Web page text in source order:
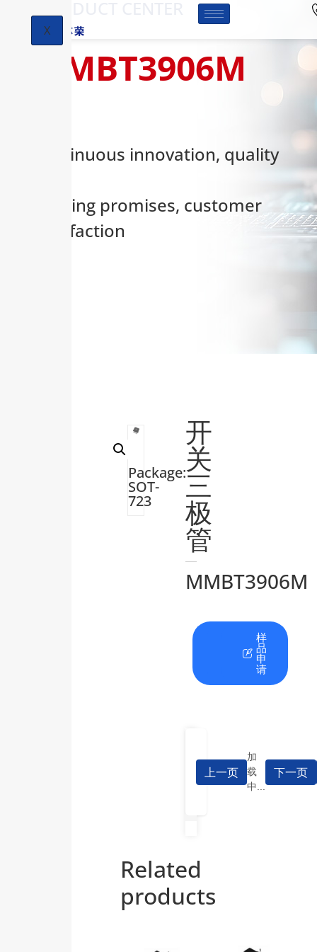
X
MMBT3906M
Continuous innovation, quality
keeping promises, customer
satisfaction
Package:
SOT-
723
开
关
三
极
管
MMBT3906M
料
下
样
品
申
请
上一页
加
载
中...
下一页
Related
products